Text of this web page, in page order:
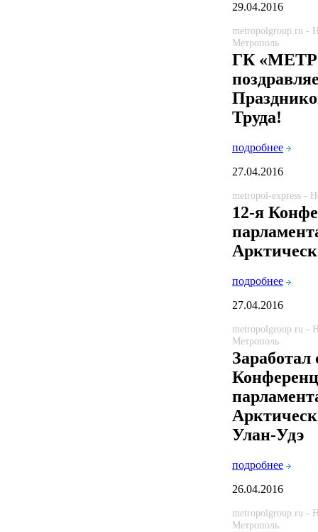
29.04.2016
metropolgroup.ru -
Метрополь
ГК
Труда!
подробнее
27.04.2016
metropol-express -
12-я
подробнее
27.04.2016
metropolgroup.ru -
Метрополь
Заработал
Улан-Удэ
подробнее
26.04.2016
metropolgroup.ru -
Метрополь